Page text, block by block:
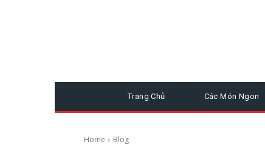
Trang Chủ Các Món Ngon
Home Blog